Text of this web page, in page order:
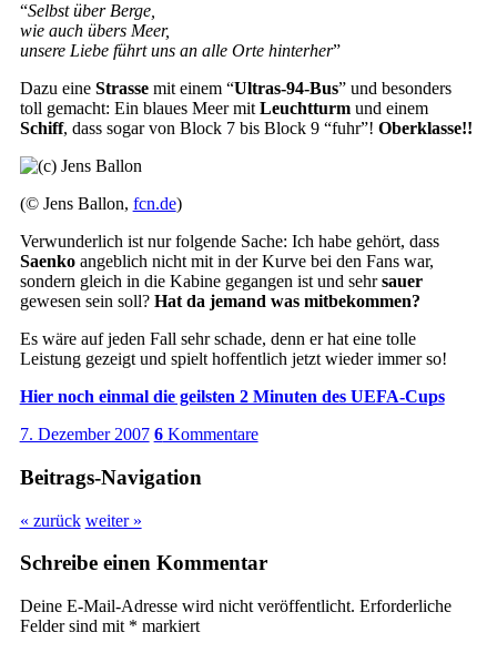
“Selbst über Berge,
wie auch übers Meer,
unsere Liebe führt uns an alle Orte hinterher”
Dazu eine Strasse mit einem “Ultras-94-Bus” und besonders
toll gemacht: Ein blaues Meer mit Leuchtturm und einem
Schiff, dass sogar von Block 7 bis Block 9 “fuhr”! Oberklasse!!
(© Jens Ballon, fcn.de)
Verwunderlich ist nur folgende Sache: Ich habe gehört, dass
Saenko angeblich nicht mit in der Kurve bei den Fans war,
sondern gleich in die Kabine gegangen ist und sehrsauer
gewesen sein soll? Hat da jemand was mitbekommen?
Es wäre auf jeden Fall sehr schade, denn er hat eine tolle
Leistung gezeigt und spielt hoffentlich jetzt wieder immer so!
Hier noch einmal die geilsten 2 Minuten des UEFA-Cups
7. Dezember 2007 6Kommentare
Beitrags-Navigation
« zurück weiter »
Schreibe einen Kommentar
Deine E-Mail-Adresse wird nicht veröffentlicht. Erforderliche
Felder sind mit * markiert